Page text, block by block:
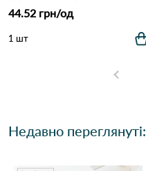
44.52 грн/од
1 шт
Недавно переглянуті: